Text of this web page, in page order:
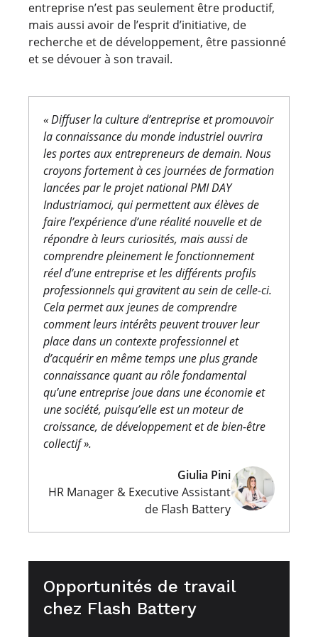
entreprise n’est pas seulement être productif,
mais aussi avoir de l’esprit d’initiative, de
recherche et de développement, être passionné
et se dévouer à son travail.
« Diffuser la culture d’entreprise et promouvoir
la connaissance du monde industriel ouvrira
les portes aux entrepreneurs de demain. Nous
croyons fortement à ces journées de formation
lancées par le projet national PMI DAY
Industriamoci, qui permettent aux élèves de
faire l’expérience d’une réalité nouvelle et de
répondre à leurs curiosités, mais aussi de
comprendre pleinement le fonctionnement
réel d’une entreprise et les différents profils
professionnels qui gravitent au sein de celle-ci.
Cela permet aux jeunes de comprendre
comment leurs intérêts peuvent trouver leur
place dans un contexte professionnel et
d’acquérir en même temps une plus grande
connaissance quant au rôle fondamental
qu’une entreprise joue dans une économie et
une société, puisqu’elle est un moteur de
croissance, de développement et de bien-être
collectif ».
Giulia Pini
HR Manager & Executive Assistant
de Flash Battery
Opportunités de travail
chez Flash Battery